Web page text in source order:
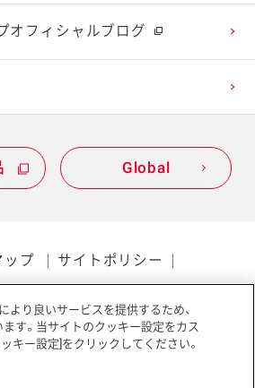
オフィシャルブログ
Global
ップ サイトポリシー
アポリシー アクセシビリティ
より良いサービスを提供するため、
す。当サイトのクッキー設定をカス
キー設定]をクリックしてください。